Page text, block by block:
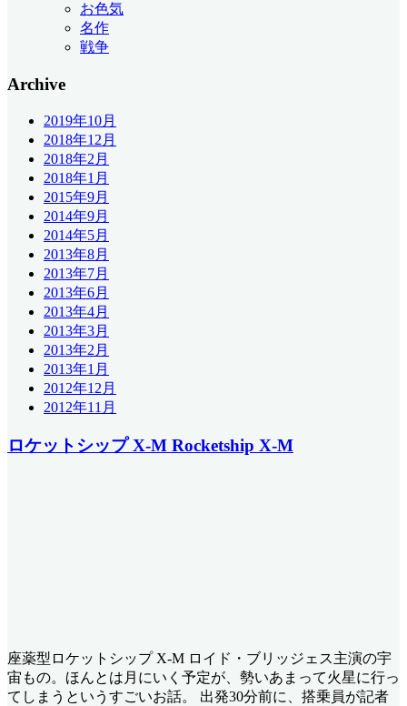
お色気
名作
戦争
Archive
2019年10月
2018年12月
2018年2月
2018年1月
2015年9月
2014年9月
2014年5月
2013年8月
2013年7月
2013年6月
2013年4月
2013年3月
2013年2月
2013年1月
2012年12月
2012年11月
ロケットシップ X-M Rocketship X-M
座薬型ロケットシップ X-M ロイド・ブリッジェス主演の宇
宙もの。ほんとは月にいく予定が、勢いあまって火星に行っ
てしまうというすごいお話。 出発30分前に、搭乗員が記者